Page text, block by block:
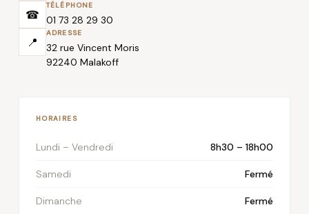
☎
TÉLÉPHONE
01 73 28 29 30
📍
ADRESSE
32 rue Vincent Moris
92240 Malakoff
HORAIRES
Lundi – Vendredi 8h30 – 18h00
Samedi Fermé
Dimanche Fermé